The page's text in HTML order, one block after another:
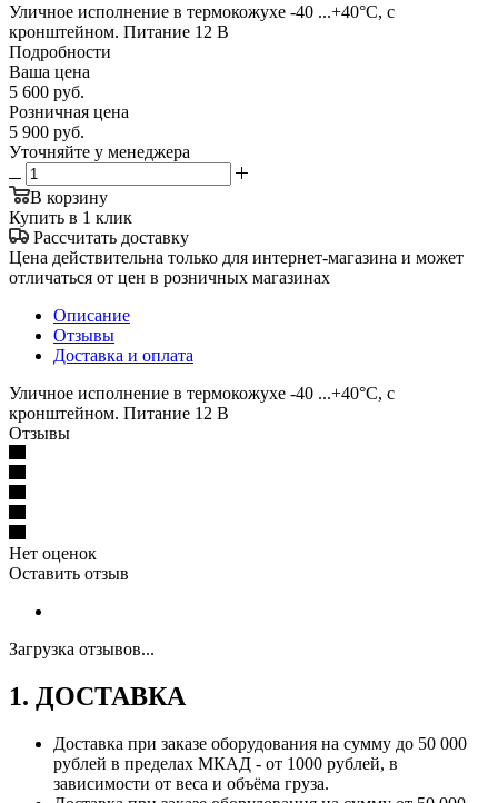
Уличное исполнение в термокожухе -40 ...+40°С, с
кронштейном. Питание 12 В
Подробности
Ваша цена
5 600 руб.
Розничная цена
5 900 руб.
Уточняйте у менеджера
В корзину
Купить в 1 клик
Рассчитать доставку
Цена действительна только для интернет-магазина и может
отличаться от цен в розничных магазинах
Описание
Отзывы
Доставка и оплата
Уличное исполнение в термокожухе -40 ...+40°С, с
кронштейном. Питание 12 В
Отзывы
Нет оценок
Оставить отзыв
Загрузка отзывов...
1. ДОСТАВКА
Доставка при заказе оборудования на сумму до 50 000
рублей в пределах МКАД - от 1000 рублей, в
зависимости от веса и объёма груза.